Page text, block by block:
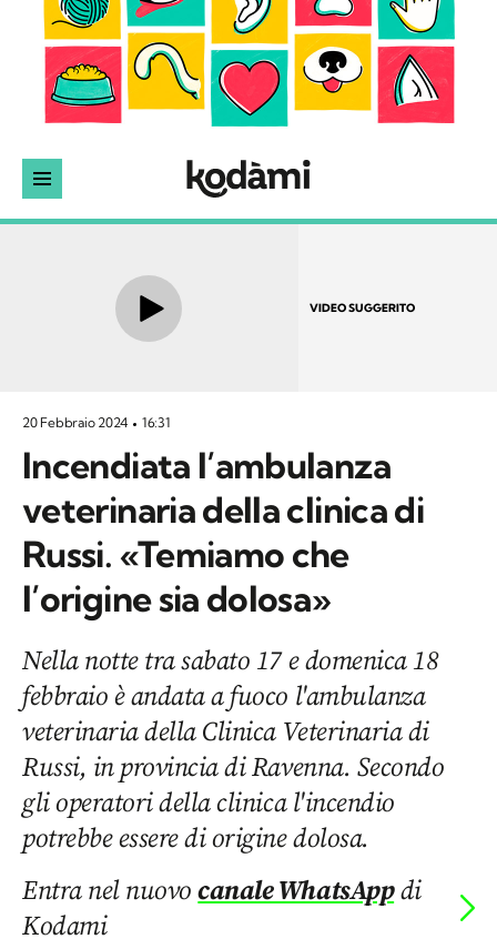
VIDEO SUGGERITO
20 Febbraio 2024 16:31
Incendiata l’ambulanza
veterinaria della clinica di
Russi. «Temiamo che
l’origine sia dolosa»
Nella notte tra sabato 17 e domenica 18
febbraio è andata a fuoco l'ambulanza
veterinaria della Clinica Veterinaria di
Russi, in provincia di Ravenna. Secondo
gli operatori della clinica l'incendio
potrebbe essere di origine dolosa.
Entra nel nuovocanale WhatsAppdi
Kodami